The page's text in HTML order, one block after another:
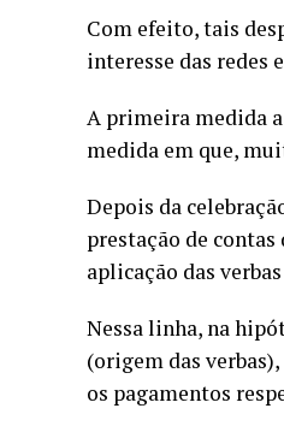
Com efeito, tais
interesse das redes
A primeira medida
medida em que,
Depois da
prestação de contas
aplicação das
Nessa linha, na
(origem das
os pagamentos